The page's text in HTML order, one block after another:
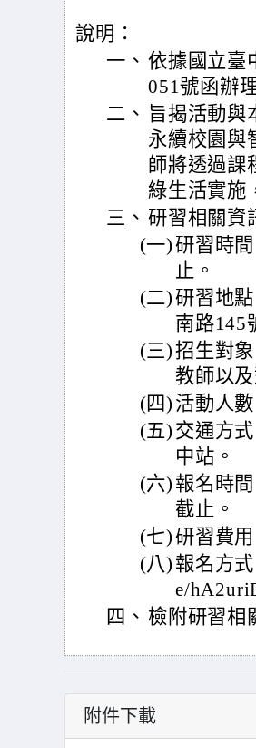
說明：
一、 依據國立臺
051號函辦
二、 旨揭活動與
永續校園與
師將透過課
綠生活實施
三、 研習相關資
(一)研習時
止。
(二)研習地
南路145
(三)招生對
教師以
(四) 活動人
(五) 交通方
中站。
(六) 報名時
截止。
(七)研習費
(八) 報名方
e/
四、 檢附研習相
附件下載